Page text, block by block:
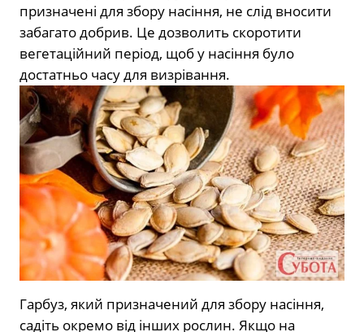
призначені для збору насіння, не слід вносити
забагато добрив. Це дозволить скоротити
вегетаційний період, щоб у насіння було
достатньо часу для визрівання.
Гарбуз, який призначений для збору насіння,
садіть окремо від інших рослин. Якщо на